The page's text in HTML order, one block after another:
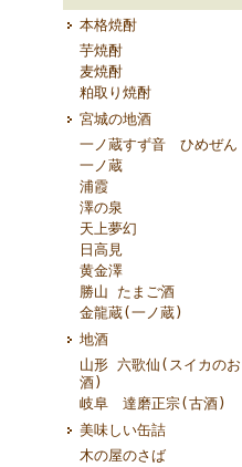
本格焼酎
芋焼酎
麦焼酎
粕取り焼酎
宮城の地酒
一ノ蔵すず音 ひめぜん
一ノ蔵
浦霞
澤の泉
天上夢幻
日高見
黄金澤
勝山 たまご酒
金龍蔵(一ノ蔵)
地酒
山形 六歌仙(スイカのお
酒)
岐阜 達磨正宗(古酒)
美味しい缶詰
木の屋のさば